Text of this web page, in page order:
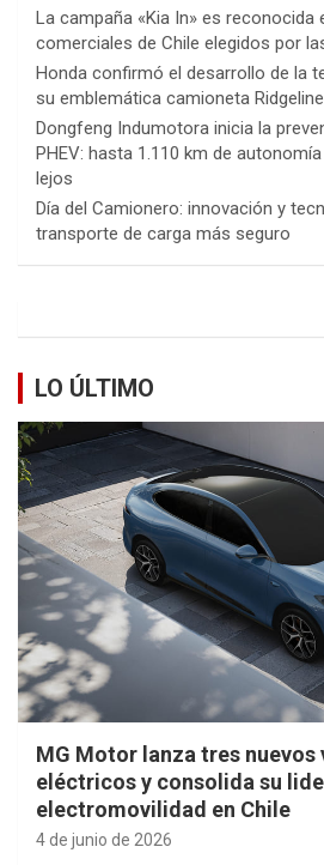
La campaña «Kia In» es reconocida
comerciales de Chile elegidos por
Honda confirmó el desarrollo de la
su emblemática camioneta Ridgeline
Dongfeng Indumotora inicia la
PHEV: hasta 1.110 km de
lejos
Día del Camionero: innovación y
transporte de carga más seguro
LO ÚLTIMO
MG Motor lanza tres nuevos
eléctricos y consolida su
electromovilidad en Chile
4 de junio de 2026